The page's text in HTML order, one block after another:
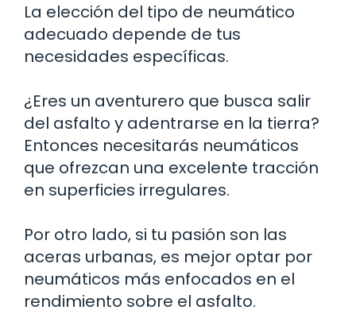
La elección del tipo de neumático
adecuado depende de tus
necesidades específicas.
¿Eres un aventurero que busca salir
del asfalto y adentrarse en la tierra?
Entonces necesitarás neumáticos
que ofrezcan una excelente tracción
en superficies irregulares.
Por otro lado, si tu pasión son las
aceras urbanas, es mejor optar por
neumáticos más enfocados en el
rendimiento sobre el asfalto.